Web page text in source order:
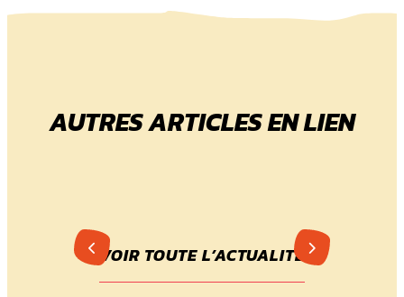
AUTRES ARTICLES EN LIEN
VOIR TOUTE L’ACTUALITÉ